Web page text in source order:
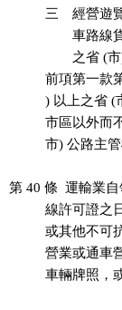
三　經
　　車
　　之省
前項第
) 以上
市區以
市) 公
第 40 條  運輸業
線許可
或其他
營業或
車輛牌照